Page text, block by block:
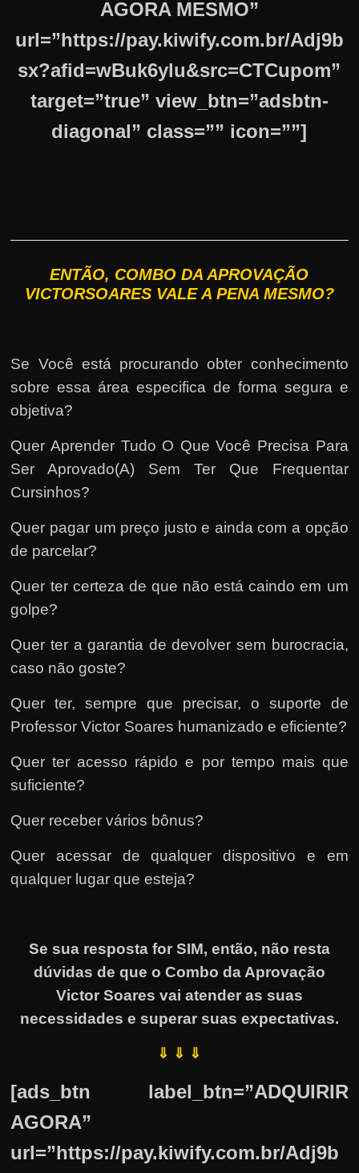
AGORA MESMO”
url=”https://pay.kiwify.com.br/Adj9b
sx?afid=wBuk6ylu&src=CTCupom”
target=”true” view_btn=”adsbtn-
diagonal” class=”” icon=””]
ENTÃO, COMBO DA APROVAÇÃO
VICTORSOARES VALE A PENA MESMO?
Se Você está procurando obter conhecimento
sobre essa área especifica de forma segura e
objetiva?
Quer Aprender Tudo O Que Você Precisa Para
Ser Aprovado(A) Sem Ter Que Frequentar
Cursinhos?
Quer pagar um preço justo e ainda com a opção
de parcelar?
Quer ter certeza de que não está caindo em um
golpe?
Quer ter a garantia de devolver sem burocracia,
caso não goste?
Quer ter, sempre que precisar, o suporte de
Professor Victor Soares humanizado e eficiente?
Quer ter acesso rápido e por tempo mais que
suficiente?
Quer receber vários bônus?
Quer acessar de qualquer dispositivo e em
qualquer lugar que esteja?
Se sua resposta for SIM, então, não resta
dúvidas de que o Combo da Aprovação
Victor Soares vai atender as suas
necessidades e superar suas expectativas.
⇓ ⇓ ⇓
[ads_btn label_btn=”ADQUIRIR
AGORA”
url=”https://pay.kiwify.com.br/Adj9b